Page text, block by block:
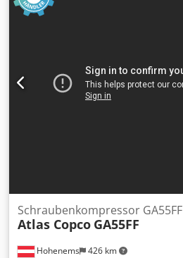
Hohenems 426 km
Schraubenkompressor GA55FF
Atlas Copco GA55FF